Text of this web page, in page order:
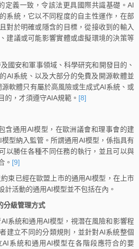
定義一致，令該法更具國際共識基礎。AI
系統，它以不同程度的自主性運作，在部
對於明確或隱含的目標，從接收到的輸入
建議或可能影響實體或虛擬環境的決策等
國安和軍事領域、科學研究和開發目的、
AI系統、以及大部分的免費及開源軟體並
軟體只有屬於高風險或生成式AI系統、或
的，才須遵守AIA規範。 [8]
含通用AI模型，在歐洲議會和理事會的建
型納入監管。所謂通用AI模型，係指具有
以勝任各種不同任務的執行，並且可以與
。 [9]
束已經在歐盟上市的通用AI模型，在上市
計活動的通用AI模型並不包括在內。
分級管理方式
系統和通用AI模型，視潛在風險和影響程
建立不同的分類規則，並針對AI系統整個
系統和通用AI模型在各階段應符合的要